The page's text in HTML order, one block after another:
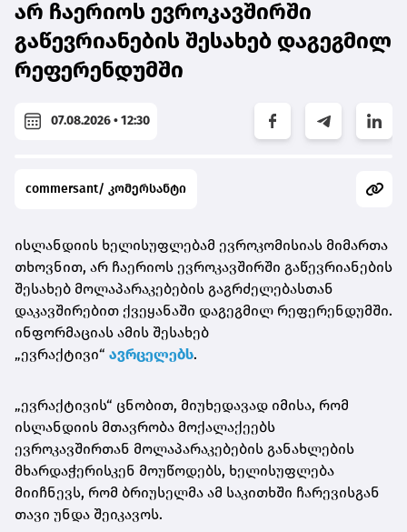
არ ჩაერიოს ევროკავშირში
გაწევრიანების შესახებ დაგეგმილ
რეფერენდუმში
07.08.2026 • 12:30
commersant/ კომერსანტი
ისლანდიის ხელისუფლებამ ევროკომისიას მიმართა
თხოვნით, არ ჩაერიოს ევროკავშირში გაწევრიანების
შესახებ მოლაპარაკებების გაგრძელებასთან
დაკავშირებით ქვეყანაში დაგეგმილ რეფერენდუმში.
ინფორმაციას ამის შესახებ
„ევრაქტივი“ ავრცელებს.
„ევრაქტივის“ ცნობით, მიუხედავად იმისა, რომ
ისლანდიის მთავრობა მოქალაქეებს
ევროკავშირთან მოლაპარაკებების განახლების
მხარდაჭერისკენ მოუწოდებს, ხელისუფლება
მიიჩნევს, რომ ბრიუსელმა ამ საკითხში ჩარევისგან
თავი უნდა შეიკავოს.